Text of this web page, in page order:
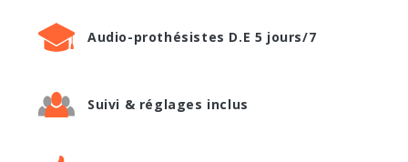
Audio-prothésistes D.E 5 jours/7
Suivi & réglages inclus